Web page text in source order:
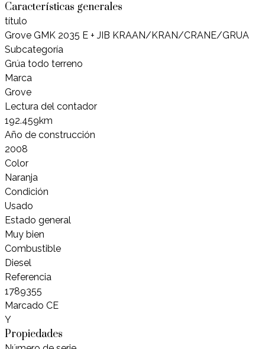
Características generales
título
Grove GMK 2035 E + JIB KRAAN/KRAN/CRANE/GRUA
Subcategoría
Grúa todo terreno
Marca
Grove
Lectura del contador
192.459km
Año de construcción
2008
Color
Naranja
Condición
Usado
Estado general
Muy bien
Combustible
Diesel
Referencia
1789355
Marcado CE
Y
Propiedades